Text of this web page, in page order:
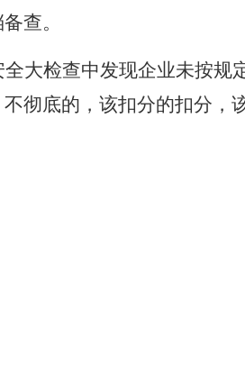
查。
全大检查中发现企业未按规
彻底的，该扣分的扣分，